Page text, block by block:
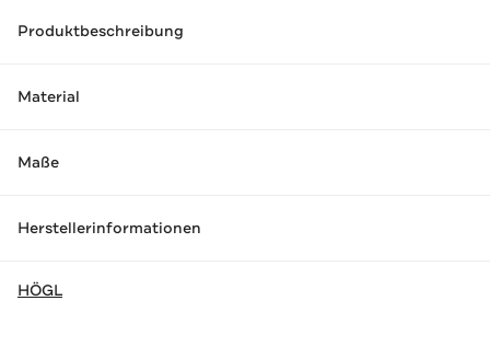
Produktbeschreibung
Material
Maße
Herstellerinformationen
HÖGL